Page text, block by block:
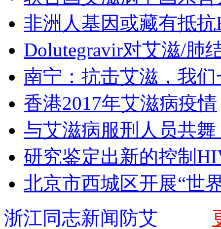
非洲人基因或藏有抵
Dolutegravir对艾滋/肺
南宁：抗击艾滋，我
香港2017年艾滋病疫情
与艾滋病服刑人员共
研究鉴定出新的控制
北京市西城区开展“世
浙江同志新闻防艾